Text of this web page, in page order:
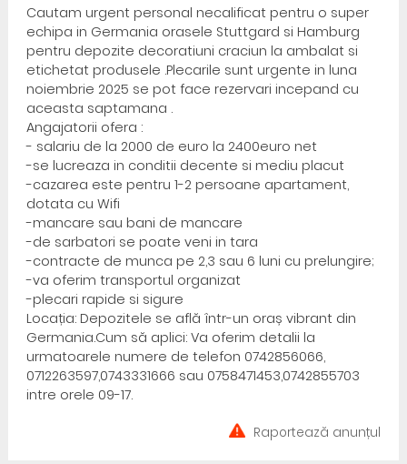
Cautam urgent personal necalificat pentru o super
echipa in Germania orasele Stuttgard si Hamburg
pentru depozite decoratiuni craciun la ambalat si
etichetat produsele .Plecarile sunt urgente in luna
noiembrie 2025 se pot face rezervari incepand cu
aceasta saptamana .
Angajatorii ofera :
- salariu de la 2000 de euro la 2400euro net
-se lucreaza in conditii decente si mediu placut
-cazarea este pentru 1-2 persoane apartament,
dotata cu Wifi
-mancare sau bani de mancare
-de sarbatori se poate veni in tara
-contracte de munca pe 2,3 sau 6 luni cu prelungire;
-va oferim transportul organizat
-plecari rapide si sigure
Locația: Depozitele se află într-un oraș vibrant din
Germania.Cum să aplici: Va oferim detalii la
urmatoarele numere de telefon 0742856066,
0712263597,0743331666 sau 0758471453,0742855703
intre orele 09-17.
Raportează anunțul